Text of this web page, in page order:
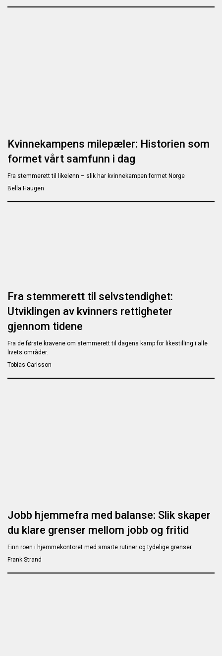
Kvinnekampens milepæler: Historien som
formet vårt samfunn i dag
Fra stemmerett til likelønn – slik har kvinnekampen formet Norge
Bella Haugen
Fra stemmerett til selvstendighet:
Utviklingen av kvinners rettigheter
gjennom tidene
Fra de første kravene om stemmerett til dagens kamp for likestilling i alle
livets områder.
Tobias Carlsson
Jobb hjemmefra med balanse: Slik skaper
du klare grenser mellom jobb og fritid
Finn roen i hjemmekontoret med smarte rutiner og tydelige grenser
Frank Strand